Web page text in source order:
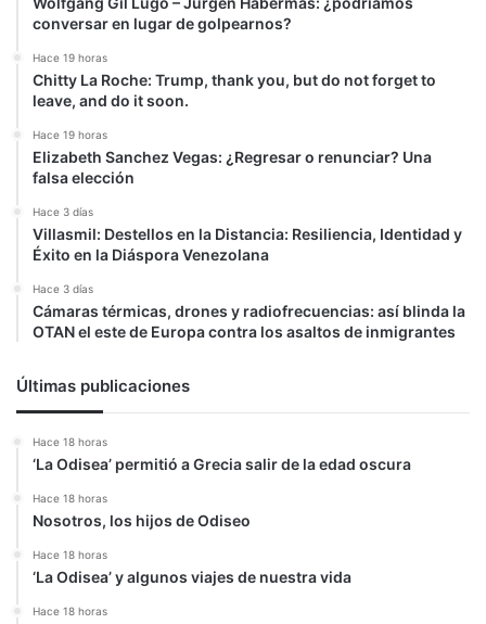
conversar en lugar de golpearnos?
Hace 19 horas
Chitty La Roche: Trump, thank you, but do not forget to
leave, and do it soon.
Hace 19 horas
Elizabeth Sanchez Vegas: ¿Regresar o renunciar? Una
falsa elección
Hace 3 días
Villasmil: Destellos en la Distancia: Resiliencia, Identidad y
Éxito en la Diáspora Venezolana
Hace 3 días
Cámaras térmicas, drones y radiofrecuencias: así blinda la
OTAN el este de Europa contra los asaltos de inmigrantes
Últimas publicaciones
Hace 18 horas
‘La Odisea’ permitió a Grecia salir de la edad oscura
Hace 18 horas
Nosotros, los hijos de Odiseo
Hace 18 horas
‘La Odisea’ y algunos viajes de nuestra vida
Hace 18 horas